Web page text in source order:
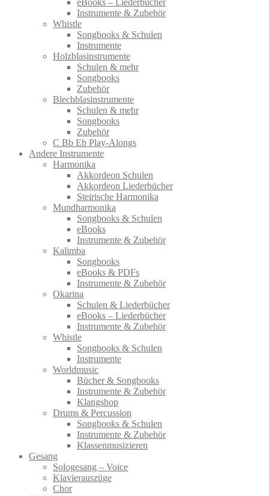
eBooks – Liederbücher
Instrumente & Zubehör
Whistle
Songbooks & Schulen
Instrumente
Holzblasinstrumente
Schulen & mehr
Songbooks
Zubehör
Blechblasinstrumente
Schulen & mehr
Songbooks
Zubehör
C Bb Eb Play-Alongs
Andere Instrumente
Harmonika
Akkordeon Schulen
Akkordeon Liederbücher
Steirische Harmonika
Mundharmonika
Songbooks & Schulen
eBooks
Instrumente & Zubehör
Kalimba
Songbooks
eBooks & PDFs
Instrumente & Zubehör
Okarina
Schulen & Liederbücher
eBooks – Liederbücher
Instrumente & Zubehör
Whistle
Songbooks & Schulen
Instrumente
Worldmusic
Bücher & Songbooks
Instrumente & Zubehör
Klangshop
Drums & Percussion
Songbooks & Schulen
Instrumente & Zubehör
Klassenmusizieren
Gesang
Sologesang – Voice
Klavierauszüge
Chor